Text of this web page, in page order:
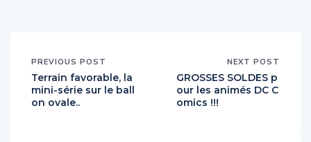
PREVIOUS POST
Terrain favorable, la
mini-série sur le ball
on ovale..
NEXT POST
GROSSES SOLDES p
our les animés DC C
omics !!!